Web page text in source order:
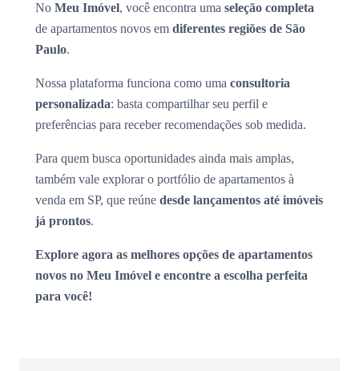
No Meu Imóvel, você encontra uma seleção completa
de apartamentos novos em diferentes regiões de São
Paulo.
Nossa plataforma funciona como uma consultoria
personalizada: basta compartilhar seu perfil e
preferências para receber recomendações sob medida.
Para quem busca oportunidades ainda mais amplas,
também vale explorar o portfólio de apartamentos à
venda em SP, que reúne desde lançamentos até imóveis
já prontos.
Explore agora as melhores opções de apartamentos
novos no Meu Imóvel e encontre a escolha perfeita
para você!